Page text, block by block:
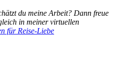
du meine Arbeit? Dann freue
in meiner virtuellen
für Reise-Liebe